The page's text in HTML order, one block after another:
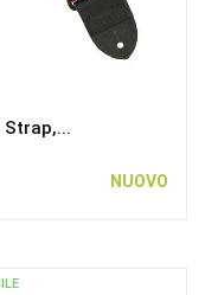
Strap,...
NUOVO